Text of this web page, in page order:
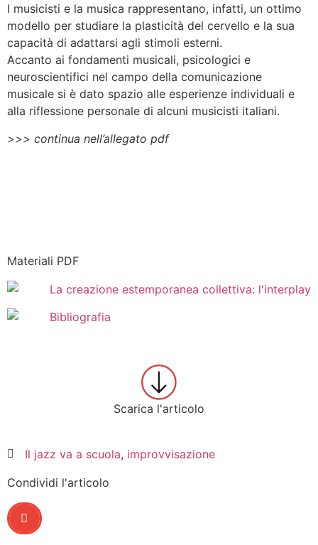
I musicisti e la musica rappresentano, infatti, un ottimo
modello per studiare la plasticità del cervello e la sua
capacità di adattarsi agli stimoli esterni.
Accanto ai fondamenti musicali, psicologici e
neuroscientifici nel campo della comunicazione
musicale si è dato spazio alle esperienze individuali e
alla riflessione personale di alcuni musicisti italiani.
>>> continua nell’allegato pdf
Materiali PDF
La creazione estemporanea collettiva: l'interplay
Bibliografia
Scarica l'articolo
Il jazz va a scuola, improvvisazione
Condividi l'articolo